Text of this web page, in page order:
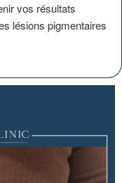
vos résultats
lésions pigmentaires